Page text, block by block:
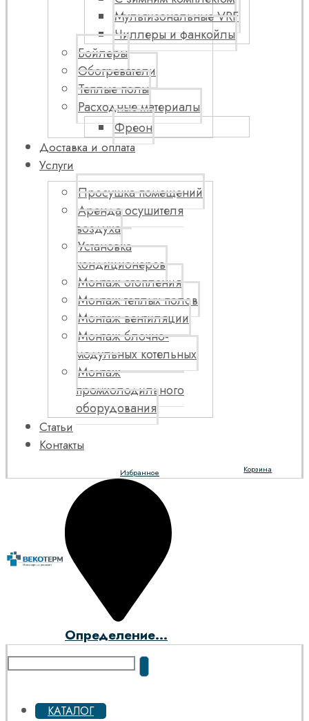
Мультизональные VRF
Чиллеры и фанкойлы
Бойлеры
Обогреватели
Теплые полы
Расходные материалы
Фреон
Доставка и оплата
Услуги
Просушка помещений
Аренда осушителя
воздуха
Установка
кондиционеров
Монтаж отопления
Монтаж теплых полов
Монтаж вентиляции
Монтаж блочно-
модульных котельных
Монтаж
промхолодильного
оборудования
Статьи
Контакты
Корзина
Избранное
Определение...
КАТАЛОГ